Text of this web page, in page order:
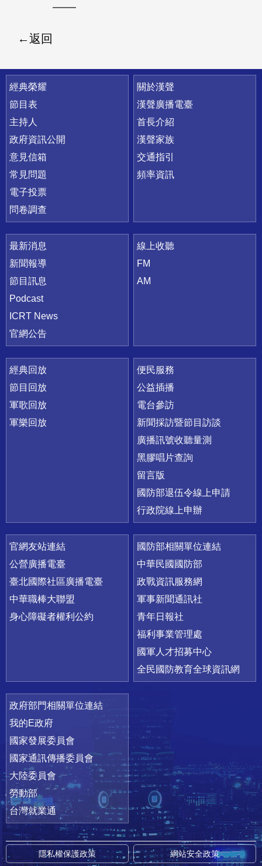
返回
快速連結
經典榮耀
節目表
主持人
政府資訊公開
意見信箱
常見問題
電子投票
問卷調查
關於漢聲
漢聲廣播電臺
首長介紹
漢聲家族
交通指引
頻率資訊
最新消息
新聞報導
節目訊息
Podcast
ICRT News
官網公告
線上收聽
FM
AM
經典回放
節目回放
軍歌回放
軍樂回放
便民服務
公益插播
電台參訪
新聞採訪暨節目訪談
廣播訊號收聽量測
黑膠唱片查詢
留言版
國防部退伍令線上申請
行政院線上申辦
官網友站連結
公營廣播電臺
臺北國際社區廣播電臺
中華職棒大聯盟
身心障礙者權利公約
國防部相關單位連結
中華民國國防部
政戰資訊服務網
軍事新聞通訊社
青年日報社
福利事業管理處
國軍人才招募中心
全民國防教育全球資訊網
政府部門相關單位連結
我的E政府
國家發展委員會
國家通訊傳播委員會
大陸委員會
勞動部
台灣就業通
隱私權保護政策 網站安全政策